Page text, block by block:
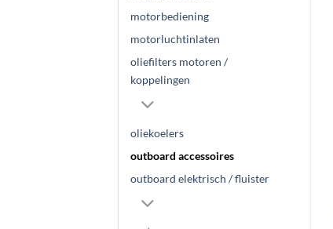
motorbediening
motorluchtinlaten
oliefilters motoren /
koppelingen
oliekoelers
outboard accessoires
outboard elektrisch / fluister